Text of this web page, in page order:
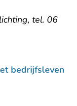
tel. 06
bedrijfsleven